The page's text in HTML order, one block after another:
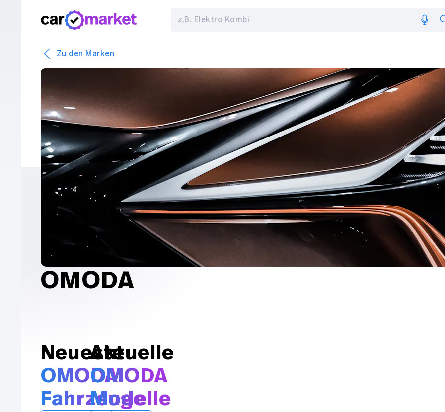
Zu den Marken
OMODA
Neueste
OMODA
Fahrzeuge
Aktuelle
OMODA
Modelle